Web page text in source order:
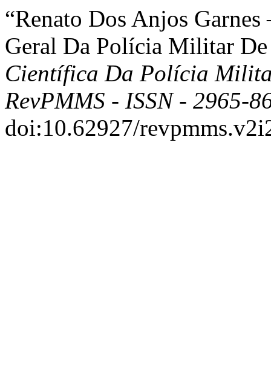
“Renato Dos Anjos
Geral Da Polícia Militar
Científica Da Polícia
RevPMMS - ISSN - 2965-
doi:10.62927/